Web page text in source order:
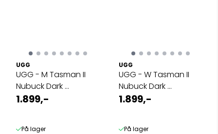
UGG
UGG - M Tasman II
Nubuck Dark ...
1.899,-
På lager
UGG
UGG - W Tasman II
Nubuck Dark ...
1.899,-
På lager